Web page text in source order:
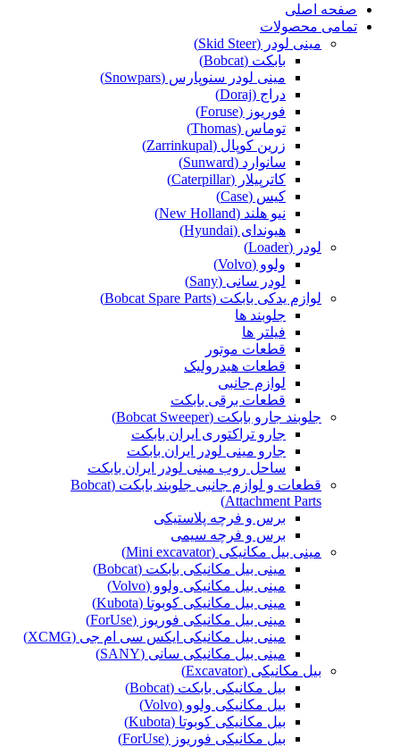
صفحه اصلی
تمامی محصولات
مینی لودر (Skid Steer)
بابکت (Bobcat)
مینی لودر سنوپارس (Snowpars)
دراج (Doraj)
فوریوز (Foruse)
توماس (Thomas)
زرین کوپال (Zarrinkupal)
سانوارد (Sunward)
کاترپیلار (Caterpillar)
کیس (Case)
نیو هلند (New Holland)
هیوندای (Hyundai)
لودر (Loader)
ولوو (Volvo)
لودر سانی (Sany)
لوازم یدکی بابکت (Bobcat Spare Parts)
جلوبند ها
فیلتر ها
قطعات موتور
قطعات هیدرولیک
لوازم جانبی
قطعات برقی بابکت
جلوبند جارو بابکت (Bobcat Sweeper)
جارو تراکتوری ایران بابکت
جارو مینی لودر ایران بابکت
ساحل روب مینی لودر ایران بابکت
قطعات و لوازم جانبی جلوبند بابکت (Bobcat
Attachment Parts)
برس و فرچه پلاستیکی
برس و فرچه سیمی
مینی بیل مکانیکی (Mini excavator)
مینی بیل مکانیکی بابکت (Bobcat)
مینی بیل مکانیکی ولوو (Volvo)
مینی بیل مکانیکی کوبوتا (Kubota)
مینی بیل مکانیکی فوریوز (ForUse)
مینی بیل مکانیکی ایکس سی ام جی (XCMG)
مینی بیل مکانیکی سانی (SANY)
بیل مکانیکی (Excavator)
بیل مکانیکی بابکت (Bobcat)
بیل مکانیکی ولوو (Volvo)
بیل مکانیکی کوبوتا (Kubota)
بیل مکانیکی فوریوز (ForUse)